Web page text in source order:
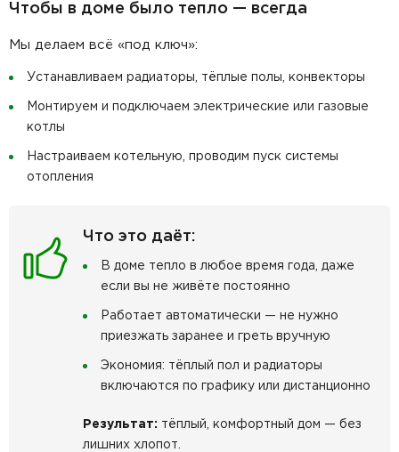
Чтобы в доме было тепло — всегда
Мы делаем всё «под ключ»:
Устанавливаем радиаторы, тёплые полы, конвекторы
Монтируем и подключаем электрические или газовые
котлы
Настраиваем котельную, проводим пуск системы
отопления
Что это даёт:
В доме тепло в любое время года, даже
если вы не живёте постоянно
Работает автоматически — не нужно
приезжать заранее и греть вручную
Экономия: тёплый пол и радиаторы
включаются по графику или дистанционно
Результат: тёплый, комфортный дом — без
лишних хлопот.